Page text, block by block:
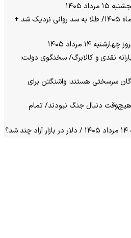
۱۴۰۵
قیمت طلا امروز ۱۵ مردادماه ۱۴۰۵/ طلا به سد روانی نزدیک شد +
۱۴ مرداد ۱۴۰۵
نقدی و کالابرگ/ سخنگوی دولت:
سرسختی هستند؛ واشنگتن برای
دنبال جنگ نبودند/ تمام